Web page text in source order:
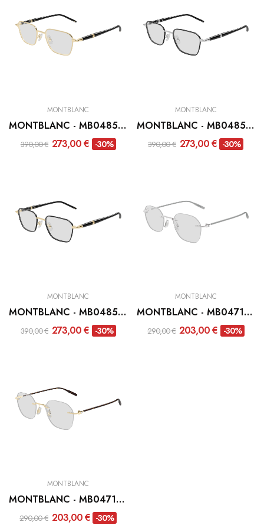
MONTBLANC
MONTBLANC - MB0485O-003
390,00 € 273,00 € -30%
MONTBLANC
MONTBLANC - MB0485O-002
390,00 € 273,00 € -30%
MONTBLANC
MONTBLANC - MB0485O-001
390,00 € 273,00 € -30%
MONTBLANC
MONTBLANC - MB0471O-004
290,00 € 203,00 € -30%
MONTBLANC
MONTBLANC - MB0471O-003
290,00 € 203,00 € -30%